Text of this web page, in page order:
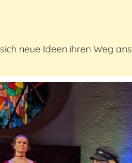
neue Ideen ihren Weg ans